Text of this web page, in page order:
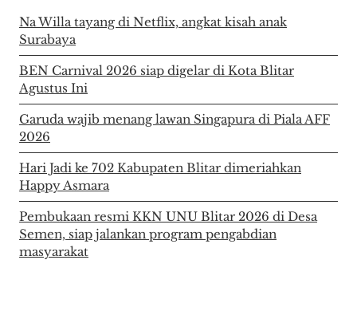
Na Willa tayang di Netflix, angkat kisah anak
Surabaya
BEN Carnival 2026 siap digelar di Kota Blitar
Agustus Ini
Garuda wajib menang lawan Singapura di Piala AFF
2026
Hari Jadi ke 702 Kabupaten Blitar dimeriahkan
Happy Asmara
Pembukaan resmi KKN UNU Blitar 2026 di Desa
Semen, siap jalankan program pengabdian
masyarakat